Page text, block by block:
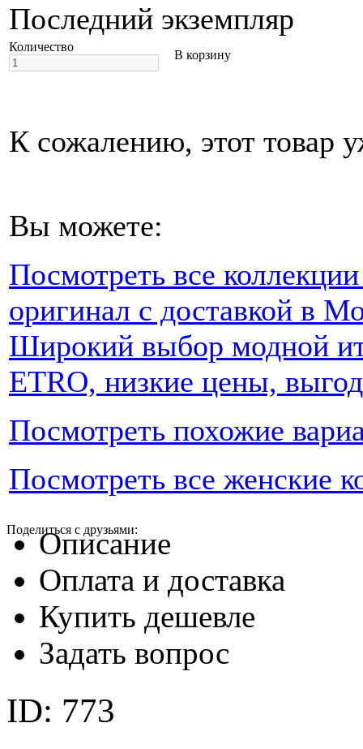
Последний экземпляр
Количество
В корзину
К сожалению, этот товар
Вы можете:
Посмотреть все
оригинал с доставкой в
Широкий выбор модной
ETRO, низкие цены,
Посмотреть похожие
Посмотреть все женские
Поделиться с друзьями:
Описание
Оплата и доставка
Купить дешевле
Задать вопрос
ID: 773